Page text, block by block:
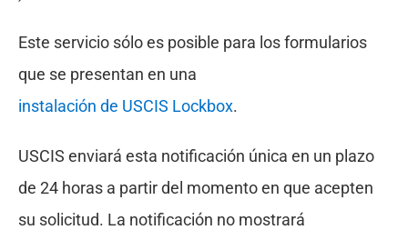
Este servicio sólo es posible para los formularios
que se presentan en una
instalación de USCIS Lockbox.
USCIS enviará esta notificación única en un plazo
de 24 horas a partir del momento en que acepten
su solicitud. La notificación no mostrará